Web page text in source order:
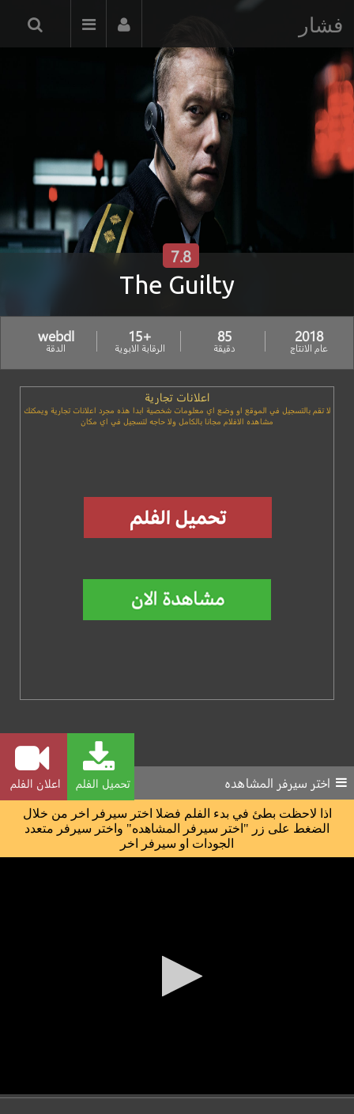
فشار
The Guilty
7.8
2018
عام الانتاج
85
دقيقة
+15
الرقابة الابوية
webdl
الدقة
اعلانات تجارية
لا تقم بالتسجيل في الموقع او وضع اي معلومات شخصية ابدا هذه مجرد اعلانات تجارية ويمكنك
مشاهده الافلام مجانا بالكامل ولا حاجه لتسجيل في اي مكان
تحميل الفلم اعلان الفلم اختر سيرفر المشاهده
اذا لاحظت بطئ في بدء الفلم فضلا اختر سيرفر اخر من خلال
الضغط على زر "اختر سيرفر المشاهده" واختر سيرفر متعدد
الجودات او سيرفر اخر